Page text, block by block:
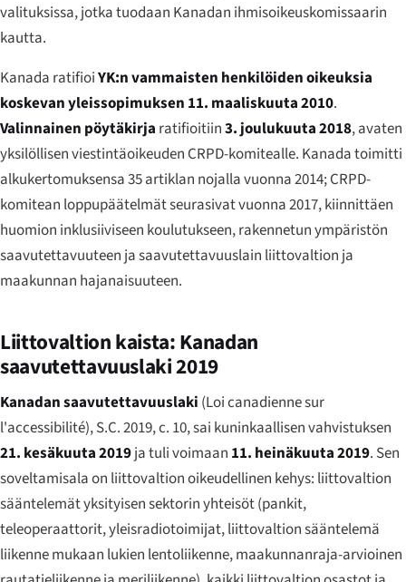
valituksissa, jotka tuodaan Kanadan ihmisoikeuskomissaarin
kautta.
Kanada ratifioiYK:n vammaisten henkilöiden oikeuksia
koskevan yleissopimuksen 11. maaliskuuta 2010.
Valinnainen pöytäkirja ratifioitiin3. joulukuuta 2018, avaten
yksilöllisen viestintäoikeuden CRPD-komitealle. Kanada toimitti
alkukertomuksensa 35 artiklan nojalla vuonna 2014; CRPD-
komitean loppupäätelmät seurasivat vuonna 2017, kiinnittäen
huomion inklusiiviseen koulutukseen, rakennetun ympäristön
saavutettavuuteen ja saavutettavuuslain liittovaltion ja
maakunnan hajanaisuuteen.
Liittovaltion kaista: Kanadan
saavutettavuuslaki 2019
Kanadan saavutettavuuslaki (Loi canadienne sur
l'accessibilité), S.C. 2019, c. 10, sai kuninkaallisen vahvistuksen
21. kesäkuuta 2019ja tuli voimaan 11. heinäkuuta 2019. Sen
soveltamisala on liittovaltion oikeudellinen kehys: liittovaltion
sääntelemät yksityisen sektorin yhteisöt (pankit,
teleoperaattorit, yleisradiotoimijat, liittovaltion sääntelemä
liikenne mukaan lukien lentoliikenne, maakunnanraja-arvioinen